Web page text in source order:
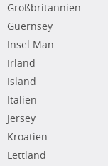
Großbritannien
Guernsey
Insel Man
Irland
Island
Italien
Jersey
Kroatien
Lettland